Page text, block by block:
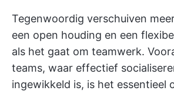
Tegenwoordig verschuiven
een open houding en een
als het gaat om teamwerk.
teams, waar effectief
ingewikkeld is, is het essentieel